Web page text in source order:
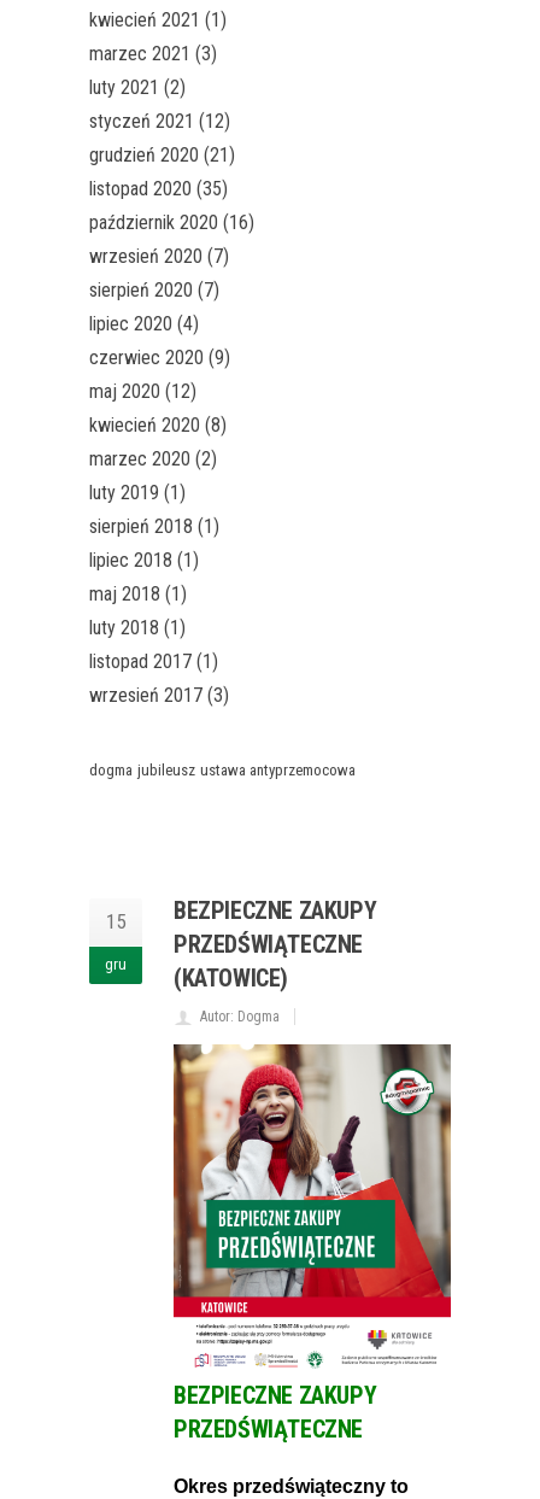
kwiecień 2021 (1)
marzec 2021 (3)
luty 2021 (2)
styczeń 2021 (12)
grudzień 2020 (21)
listopad 2020 (35)
październik 2020 (16)
wrzesień 2020 (7)
sierpień 2020 (7)
lipiec 2020 (4)
czerwiec 2020 (9)
maj 2020 (12)
kwiecień 2020 (8)
marzec 2020 (2)
luty 2019 (1)
sierpień 2018 (1)
lipiec 2018 (1)
maj 2018 (1)
luty 2018 (1)
listopad 2017 (1)
wrzesień 2017 (3)
dogma jubileusz ustawa antyprzemocowa
15
gru
BEZPIECZNE ZAKUPY
PRZEDŚWIĄTECZNE
(KATOWICE)
Autor: Dogma
BEZPIECZNE ZAKUPY
PRZEDŚWIĄTECZNE
Okres przedświąteczny to